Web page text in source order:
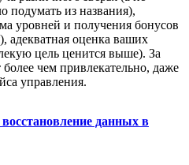
подумать из названия),
уровней и получения бонусов
адекватная оценка ваших
цель ценится выше). За
чем привлекательно, даже
управления.
данных в